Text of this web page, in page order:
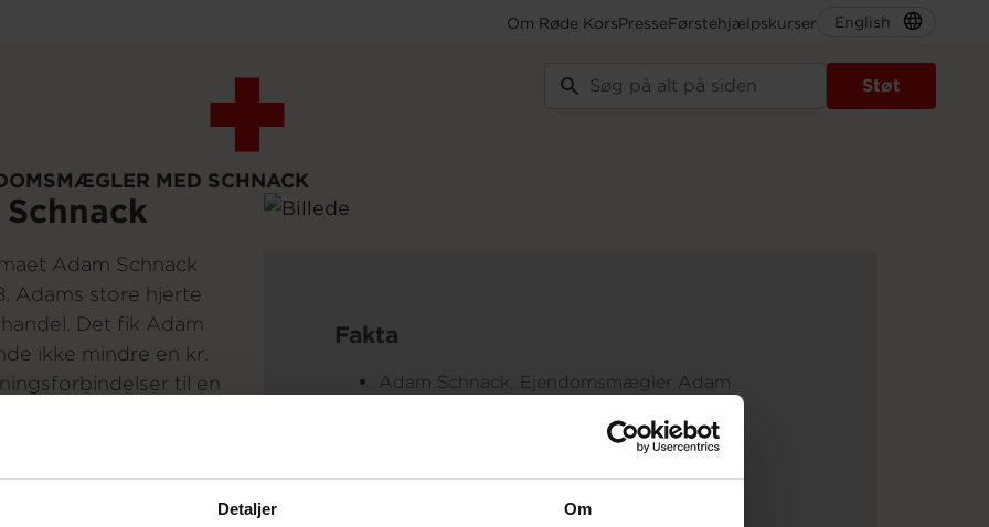
Detaljer Om
Støt
Om Røde KorsPresseFørstehjælpskurser English
MED SCHNACK
Adam Schnack
Adams store hjerte
Det fik Adam
ikke mindre en kr.
til en
af bl.a.
Fakta
Adam Schnack, Ejendomsmægler Adam
Klub 10 ambassadør 2017/2018
Indsamlet kr.303.000 til Røde Kors I 2018